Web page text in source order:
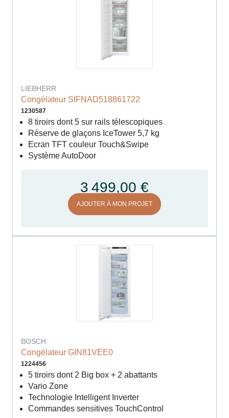
LIEBHERR
Congélateur SIFNAD518861722
1230587
8 tiroirs dont 5 sur rails télescopiques
Réserve de glaçons IceTower 5,7 kg
Ecran TFT couleur Touch&Swipe
Système AutoDoor
3 499,00 €
AJOUTER À MON PROJET
BOSCH
Congélateur GIN81VEE0
1224456
5 tiroirs dont 2 Big box + 2 abattants
Vario Zone
Technologie Intelligent Inverter
Commandes sensitives TouchControl